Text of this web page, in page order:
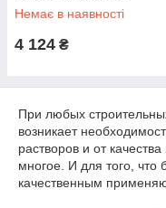
Немає в наявності
4 124 ₴
При любых
возникает
растворов и от
многое. И для того, что
качественным